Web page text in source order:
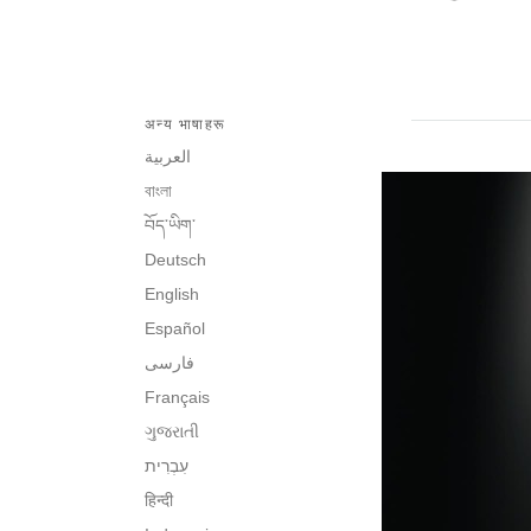
अन्य भाषाहरू
العربية
বাংলা
བོད་ཡིག་
Deutsch
English
Español
فارسی
Français
ગુજરાતી
हिन्दी